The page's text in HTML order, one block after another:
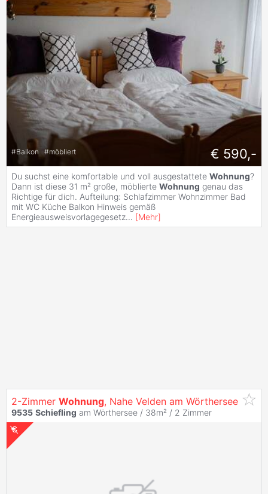
#Balkon #möbliert € 590,-
Du suchst eine komfortable und voll ausgestattete Wohnung?
Dann ist diese 31 m² große, möblierte Wohnung genau das
Richtige für dich. Aufteilung: Schlafzimmer Wohnzimmer Bad
mit WC Küche Balkon Hinweis gemäß
Energieausweisvorlagegesetz... [Mehr]
2-Zimmer Wohnung, Nahe Velden am Wörthersee
9535 Schiefling am Wörthersee / 38m² / 2 Zimmer